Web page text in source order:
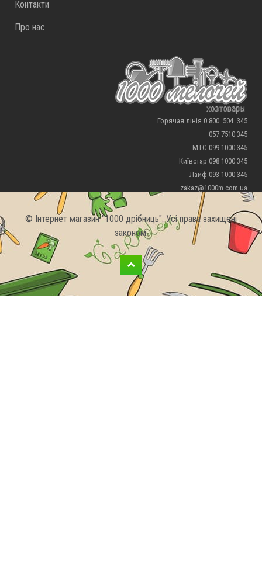
Контакти
Про нас
Горячая лінія 0 800 504 345
057 7510 345
МТС 099 1000 345
Київстар 098 1000 345
Лайф 093 1000 345
zakaz@1000m.com.ua
© Інтернет магазин "1000 дрібниць". Усі права захищені
законом.